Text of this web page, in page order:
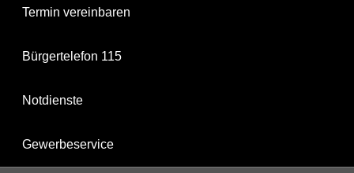
Termin vereinbaren
Bürgertelefon 115
Notdienste
Gewerbeservice